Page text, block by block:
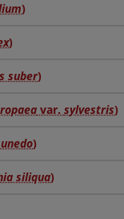
)
)
suber)
var. sylvestris)
)
siliqua)